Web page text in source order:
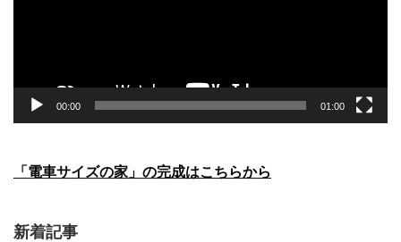
00:00 01:00
「電車サイズの家」の完成はこちらから
新着記事